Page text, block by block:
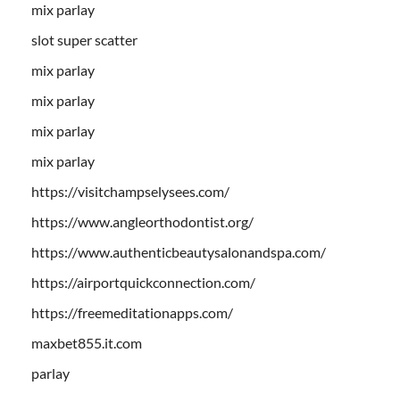
mix parlay
slot super scatter
mix parlay
mix parlay
mix parlay
mix parlay
https://visitchampselysees.com/
https://www.angleorthodontist.org/
https://www.authenticbeautysalonandspa.com/
https://airportquickconnection.com/
https://freemeditationapps.com/
maxbet855.it.com
parlay